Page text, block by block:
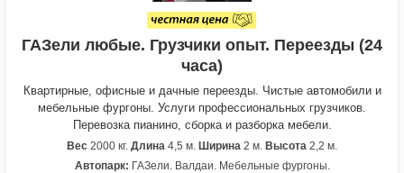
ГАЗели любые. Грузчики опыт. Переезды (24
часа)
Квартирные, офисные и дачные переезды. Чистые автомобили и
мебельные фургоны. Услуги профессиональных грузчиков.
Перевозка пианино, сборка и разборка мебели.
Вес 2000 кг. Длина 4,5 м. Ширина 2 м. Высота 2,2 м.
Автопарк: ГАЗели. Валдаи. Мебельные фургоны.